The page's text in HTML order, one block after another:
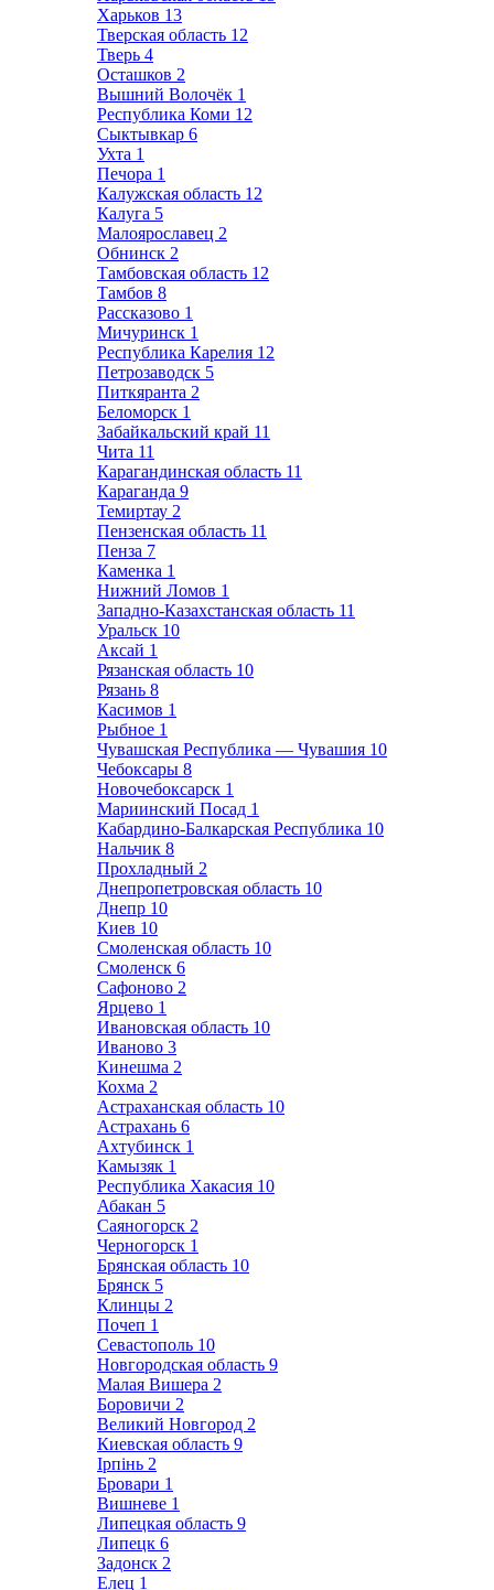
Харьков 13
Тверская область 12
Тверь 4
Осташков 2
Вышний Волочёк 1
Республика Коми 12
Сыктывкар 6
Ухта 1
Печора 1
Калужская область 12
Калуга 5
Малоярославец 2
Обнинск 2
Тамбовская область 12
Тамбов 8
Рассказово 1
Мичуринск 1
Республика Карелия 12
Петрозаводск 5
Питкяранта 2
Беломорск 1
Забайкальский край 11
Чита 11
Карагандинская область 11
Караганда 9
Темиртау 2
Пензенская область 11
Пенза 7
Каменка 1
Нижний Ломов 1
Западно-Казахстанская область 11
Уральск 10
Аксай 1
Рязанская область 10
Рязань 8
Касимов 1
Рыбное 1
Чувашская Республика — Чувашия 10
Чебоксары 8
Новочебоксарск 1
Мариинский Посад 1
Кабардино-Балкарская Республика 10
Нальчик 8
Прохладный 2
Днепропетровская область 10
Днепр 10
Киев 10
Смоленская область 10
Смоленск 6
Сафоново 2
Ярцево 1
Ивановская область 10
Иваново 3
Кинешма 2
Кохма 2
Астраханская область 10
Астрахань 6
Ахтубинск 1
Камызяк 1
Республика Хакасия 10
Абакан 5
Саяногорск 2
Черногорск 1
Брянская область 10
Брянск 5
Клинцы 2
Почеп 1
Севастополь 10
Новгородская область 9
Малая Вишера 2
Боровичи 2
Великий Новгород 2
Киевская область 9
Ірпінь 2
Бровари 1
Вишневе 1
Липецкая область 9
Липецк 6
Задонск 2
Елец 1